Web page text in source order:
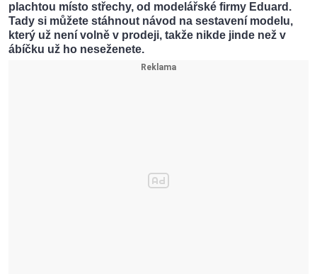
plachtou místo střechy, od modelářské firmy Eduard.
Tady si můžete stáhnout návod na sestavení modelu,
který už není volně v prodeji, takže nikde jinde než v
ábíčku už ho neseženete.